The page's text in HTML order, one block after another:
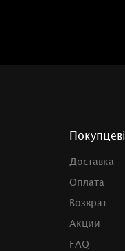
Покупцеві
Доставка
Оплата
Возврат
Акции
FAQ